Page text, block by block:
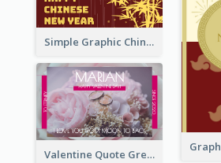
Simple Graphic Chinese New Year In Red And Yellow
Valentine Quote Greeting Card